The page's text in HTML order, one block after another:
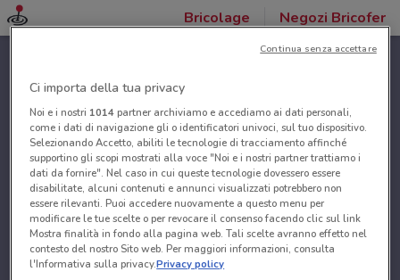
Bricolage Negozi Bricofer
Ci importa della tua privacy
Noi e i nostri 1014partner archiviamo e accediamo ai dati personali,
come i dati di navigazione gli o identificatori univoci, sul tuo dispositivo.
Selezionando Accetto, abiliti le tecnologie di tracciamento affinché
supportino gli scopi mostrati alla voce "Noi e i nostri partner trattiamo i
dati da fornire". Nel caso in cui queste tecnologie dovessero essere
disabilitate, alcuni contenuti e annunci visualizzati potrebbero non
essere rilevanti. Puoi accedere nuovamente a questo menu per
modificare le tue scelte o per revocare il consenso facendo clic sul link
Mostra finalità in fondo alla pagina web. Tali scelte avranno effetto nel
contesto del nostro Sito web. Per maggiori informazioni, consulta
l'Informativa sulla privacy.Privacy policy
Continua senza accettare